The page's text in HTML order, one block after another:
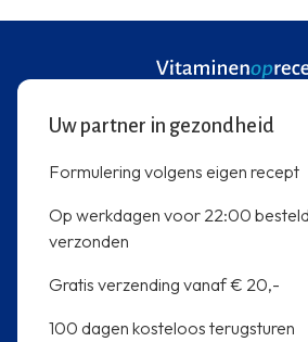
Uw partner in gezondheid
Formulering volgens eigen recept
Op werkdagen voor 22:00
verzonden
Gratis verzending vanaf € 20,-
100 dagen kosteloos terugsturen